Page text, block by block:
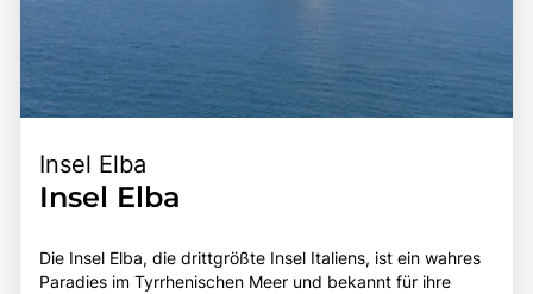
Insel Elba
Insel Elba
Die Insel Elba, die drittgrößte Insel Italiens, ist ein wahres
Paradies im Tyrrhenischen Meer und bekannt für ihre